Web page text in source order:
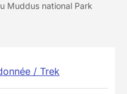
Muddus national Park
/ Trek